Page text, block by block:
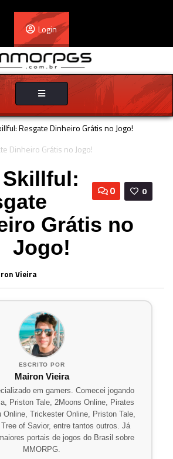
Login
Toggle
navigation
Resgate Dinheiro Grátis no Jogo!
0
0
Grátis no
Jogo!
Vieira
ESCRITO POR
Mairon Vieira
em gamers. Comecei jogando
Priston Tale, 2Moons Online, Pirates
Online, Trickester Online, Priston Tale,
of Savior, entre tantos outros. Já
portais de jogos do Brasil sobre
MMORPG.